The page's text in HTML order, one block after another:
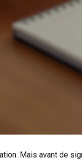
Mais avant de